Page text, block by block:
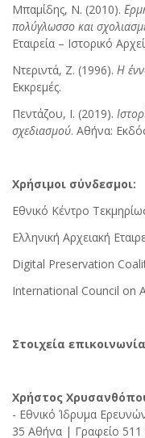
Μπαμίδης, Ν. (2010).
πολύγλωσσο και
Εταιρεία – Ιστορικό
Ντεριντά, Ζ. (1996). Η
Εκκρεμές.
Πεντάζου, Ι. (2019).
σχεδιασμού. Αθήνα:
Χρήσιμοι σύνδεσμοι:
Εθνικό Κέντρο
Ελληνική Αρχειακή
Digital Preservation
International Council on
Στοιχεία
Χρήστος
- Εθνικό Ίδρυμα
35 Αθήνα | Γραφείο 511